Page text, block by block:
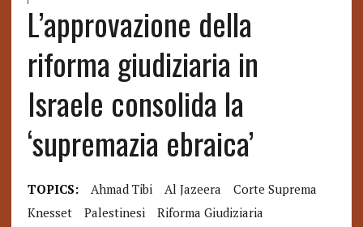
L’approvazione della
riforma giudiziaria in
Israele consolida la
‘supremazia ebraica’
TOPICS: Ahmad Tibi Al Jazeera
Corte Suprema
Knesset
Palestinesi
Riforma Giudiziaria